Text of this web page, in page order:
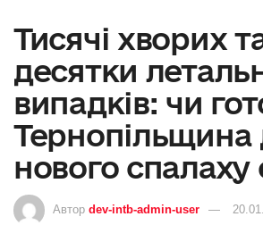
Тисячі хворих
десятки
випадків: чи
Тернопільщина
нового спалаху
Автор dev-intb-admin-user